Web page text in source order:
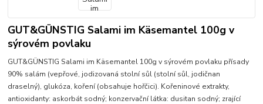
GUT&GÜNSTIG Salami im Käsemantel 100g v
sýrovém povlaku
GUT&GÜNSTIG Salami im Käsemantel 100g v sýrovém povlaku přísady
90% salám (vepřové, jodizovaná stolní sůl (stolní sůl, jodičnan
draselný), glukóza, koření (obsahuje hořčici). Kořeninové extrakty,
antioxidanty: askorbát sodný; konzervační látka: dusitan sodný; zrající